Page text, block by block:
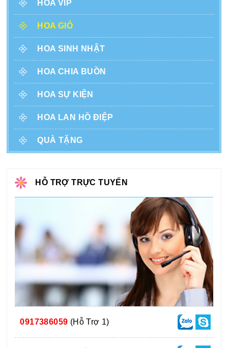
HOA VIP
HOA GIỎ
HOA SINH NHẬT
HOA CHIA BUỒN
HOA SỰ KIỆN
HOA LAN HỒ ĐIỆP
QUÀ TẶNG
HỖ TRỢ TRỰC TUYẾN
0917386059 (Hỗ Trợ 1)